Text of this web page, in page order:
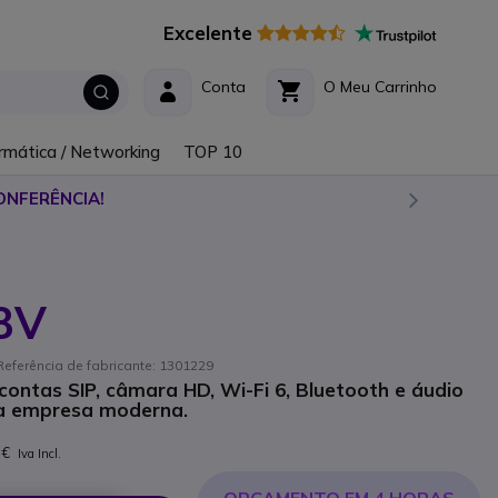
Excelente
O Meu Carrinho
Conta
/ Networking TOP 10
de fabricante: 1301229
SIP, câmara HD, Wi-Fi 6, Bluetooth e áudio
empresa moderna.
Iva Incl.